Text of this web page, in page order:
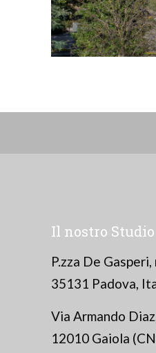
Il nostro Studio
P.zza De
35131 Padova,
Via Armando
12010 Gaiola